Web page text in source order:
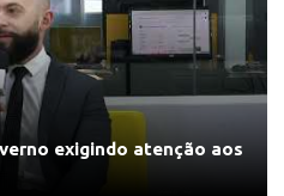
exigindo atenção aos